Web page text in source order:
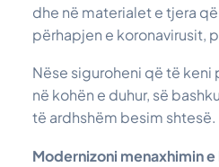
dhe në materialet e tjera
përhapjen e koronavirusit,
Nëse siguroheni që të
në kohën e duhur, së
të ardhshëm besim shtesë.
Modernizoni menaxhimin